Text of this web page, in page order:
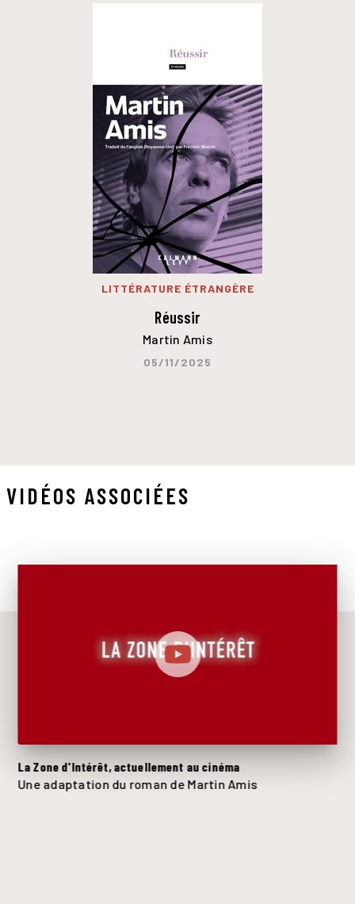
LITTÉRATURE ÉTRANGÈRE
Réussir
Martin Amis
05/11/2025
VIDÉOS ASSOCIÉES
La Zone d'Intérêt, actuellement au cinéma
Une adaptation du roman de Martin Amis